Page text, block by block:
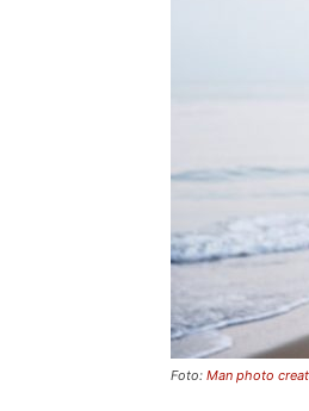
Foto: Man photo